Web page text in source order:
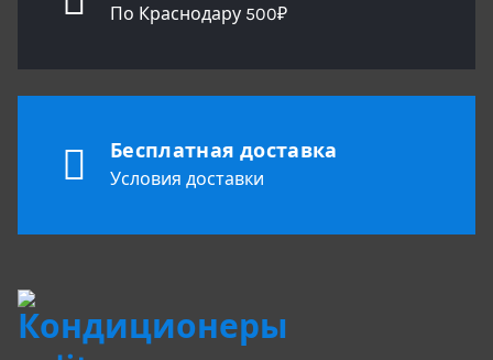
По Краснодару 500₽
Бесплатная доставка
Условия доставки